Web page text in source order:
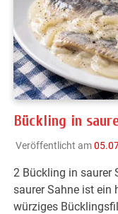
Bückling in
Veröffentlicht am
2 Bückling in saurer
saurer Sahne ist ein
würziges